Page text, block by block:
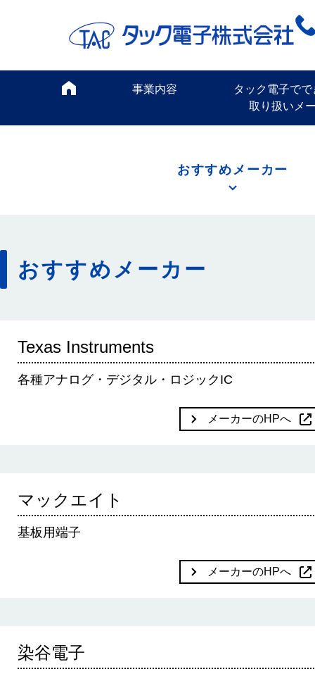
事業内容
タック電子で
取り扱いメ
おすすめメーカー
おすすめメーカー
Texas Instruments
各種アナログ・デジタル・ロジックIC
メーカーのHPへ
マックエイト
基板用端子
メーカーのHPへ
染谷電子